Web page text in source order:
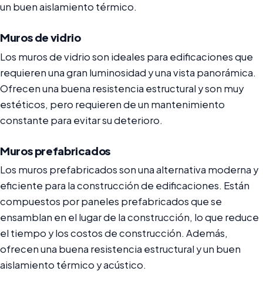
un buen aislamiento térmico.
Muros de vidrio
Los muros de vidrio son ideales para edificaciones que
requieren una gran luminosidad y una vista panorámica.
Ofrecen una buena resistencia estructural y son muy
estéticos, pero requieren de un mantenimiento
constante para evitar su deterioro.
Muros prefabricados
Los muros prefabricados son una alternativa moderna y
eficiente para la construcción de edificaciones. Están
compuestos por paneles prefabricados que se
ensamblan en el lugar de la construcción, lo que reduce
el tiempo y los costos de construcción. Además,
ofrecen una buena resistencia estructural y un buen
aislamiento térmico y acústico.